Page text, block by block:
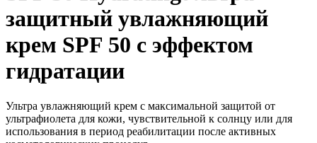
защитный увлажняющий
крем SPF 50 с эффектом
гидратации
Ультра увлажняющий крем с максимальной защитой от
ультрафиолета для кожи, чувствительной к солнцу или для
использования в период реабилитации после активных